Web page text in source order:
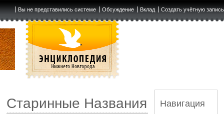
Вы не представились системе Обсуждение Вклад Создать учётную запись
Старинные Названия Навигация